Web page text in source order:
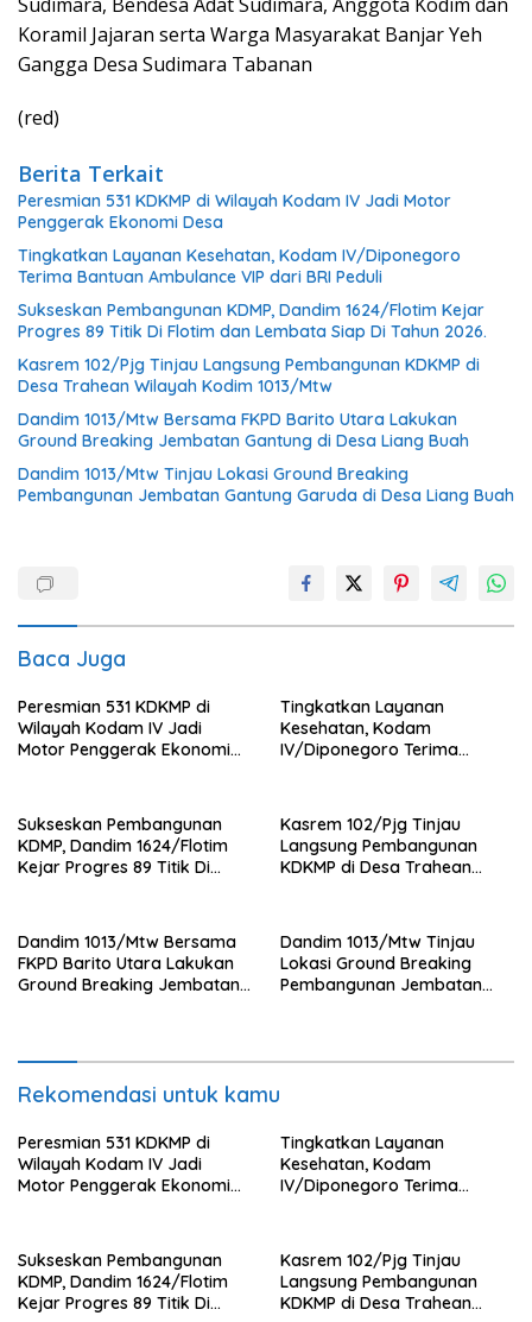
Koramil Jajaran serta Warga Masyarakat Banjar Yeh
Gangga Desa Sudimara Tabanan
(red)
Berita Terkait
Peresmian 531 KDKMP di Wilayah Kodam IV Jadi Motor
Penggerak Ekonomi Desa
Tingkatkan Layanan Kesehatan, Kodam IV/Diponegoro
Terima Bantuan Ambulance VIP dari BRI Peduli
Sukseskan Pembangunan KDMP, Dandim 1624/Flotim Kejar
Progres 89 Titik Di Flotim dan Lembata Siap Di Tahun 2026.
Kasrem 102/Pjg Tinjau Langsung Pembangunan KDKMP di
Desa Trahean Wilayah Kodim 1013/Mtw
Dandim 1013/Mtw Bersama FKPD Barito Utara Lakukan
Ground Breaking Jembatan Gantung di Desa Liang Buah
Dandim 1013/Mtw Tinjau Lokasi Ground Breaking
Pembangunan Jembatan Gantung Garuda di Desa Liang Buah
Baca Juga
Peresmian 531 KDKMP di
Wilayah Kodam IV Jadi
Motor Penggerak Ekonomi
Tingkatkan Layanan
Kesehatan, Kodam
IV/Diponegoro Terima
Sukseskan Pembangunan
KDMP, Dandim 1624/Flotim
Kejar Progres 89 Titik Di
Kasrem 102/Pjg Tinjau
Langsung Pembangunan
KDKMP di Desa Trahean
Dandim 1013/Mtw Bersama
FKPD Barito Utara Lakukan
Ground Breaking Jembatan
Dandim 1013/Mtw Tinjau
Lokasi Ground Breaking
Pembangunan Jembatan
Rekomendasi untuk kamu
Peresmian 531 KDKMP di
Wilayah Kodam IV Jadi
Motor Penggerak Ekonomi
Tingkatkan Layanan
Kesehatan, Kodam
IV/Diponegoro Terima
Sukseskan Pembangunan
KDMP, Dandim 1624/Flotim
Kejar Progres 89 Titik Di
Kasrem 102/Pjg Tinjau
Langsung Pembangunan
KDKMP di Desa Trahean